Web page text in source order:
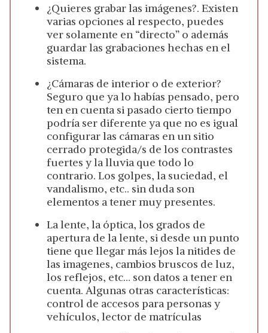
¿Quieres grabar las imágenes?. Existen
varias opciones al respecto, puedes
ver solamente en “directo” o además
guardar las grabaciones hechas en el
sistema.
¿Cámaras de interior o de exterior?
Seguro que ya lo habías pensado, pero
ten en cuenta si pasado cierto tiempo
podría ser diferente ya que no es igual
configurar las cámaras en un sitio
cerrado protegida/s de los contrastes
fuertes y la lluvia que todo lo
contrario. Los golpes, la suciedad, el
vandalismo, etc.. sin duda son
elementos a tener muy presentes.
La lente, la óptica, los grados de
apertura de la lente, si desde un punto
tiene que llegar más lejos la nitides de
las imagenes, cambios bruscos de luz,
los reflejos, etc… son datos a tener en
cuenta. Algunas otras características:
control de accesos para personas y
vehículos, lector de matrículas